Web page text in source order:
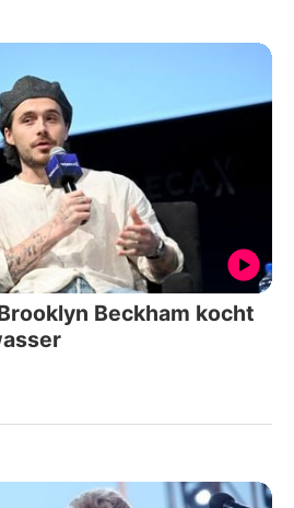
Beckham kocht